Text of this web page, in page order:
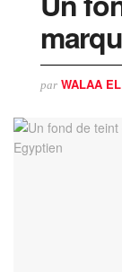
par WALAA